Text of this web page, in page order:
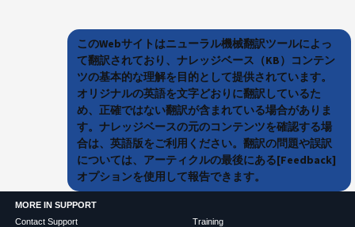
このWebサイトはニューラル機械翻訳ツールによっ
て翻訳されており、ナレッジベース（KB）コンテン
ツの基本的な理解を目的として提供されています。
オリジナルの英語を文字どおりに翻訳しているた
め、正確ではない翻訳が含まれている場合がありま
す。ナレッジベースの元のコンテンツを確認する場
合は、英語版をご利用ください。翻訳の問題や誤訳
については、アーティクルの最後にある[Feedback]
オプションを使用して報告できます。
MORE IN SUPPORT
Contact Support
Training